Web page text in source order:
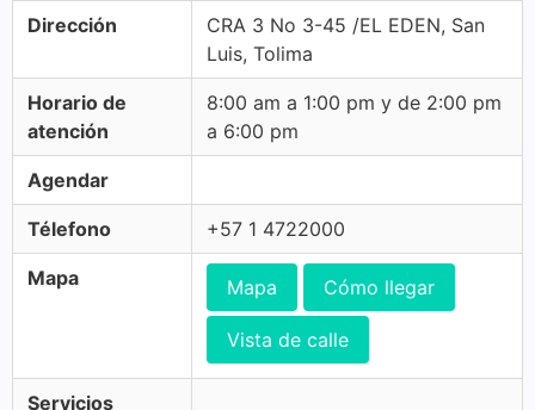
Dirección
CRA 3 No 3-45 /EL EDEN, San
Luis, Tolima
Horario de
atención
8:00 am a 1:00 pm y de 2:00 pm
a 6:00 pm
Agendar
Télefono +57 1 4722000
Mapa Mapa Cómo llegar
Vista de calle
Servicios